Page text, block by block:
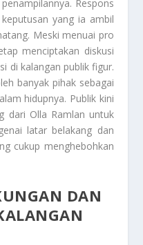
Respons
yang ia ambil
Meski menuai pro
menciptakan diskusi
di kalangan publik figur.
banyak pihak sebagai
hidupnya. Publik kini
dari Olla Ramlan untuk
latar belakang dan
cukup menghebohkan
DAN